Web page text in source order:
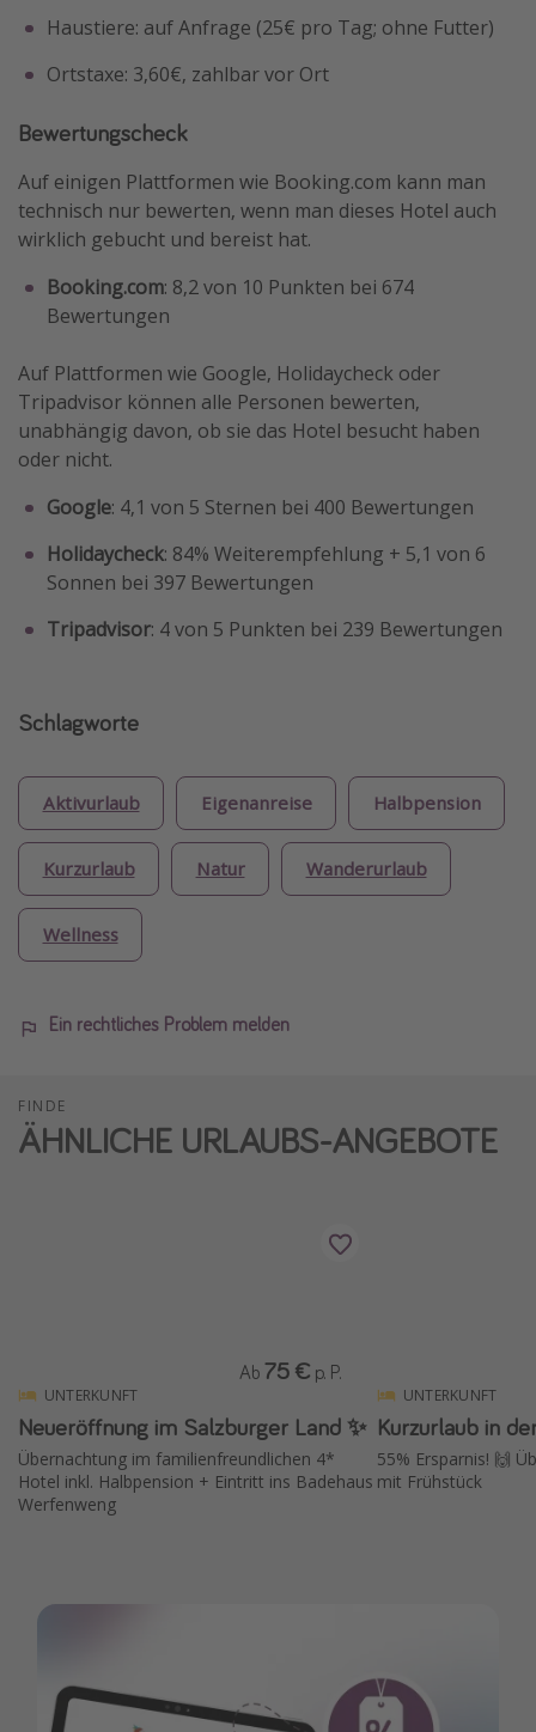
Haustiere: auf Anfrage (25€ pro Tag; ohne Futter)
Ortstaxe: 3,60€, zahlbar vor Ort
Bewertungscheck
Auf einigen Plattformen wie Booking.com kann man
technisch nur bewerten, wenn man dieses Hotel auch
wirklich gebucht und bereist hat.
Booking.com: 8,2 von 10 Punkten bei 674
Bewertungen
Auf Plattformen wie Google, Holidaycheck oder
Tripadvisor können alle Personen bewerten,
unabhängig davon, ob sie das Hotel besucht haben
oder nicht.
Google: 4,1 von 5 Sternen bei 400 Bewertungen
Holidaycheck: 84% Weiterempfehlung + 5,1 von 6
Sonnen bei 397 Bewertungen
Tripadvisor: 4 von 5 Punkten bei 239 Bewertungen
Schlagworte
Aktivurlaub Eigenanreise Halbpension
Kurzurlaub Natur Wanderurlaub
Wellness
Ein rechtliches Problem melden
FINDE
ÄHNLICHE URLAUBS-ANGEBOTE
UNTERKUNFT
Neueröffnung im Salzburger Land ✨
Übernachtung im familienfreundlichen 4*
Hotel inkl. Halbpension + Eintritt ins Badehaus
Werfenweng
Ab 75 € p. P.
UNTERKUNFT
Kurzurlaub in
55% Ersparnis! 🙌
mit Frühstück